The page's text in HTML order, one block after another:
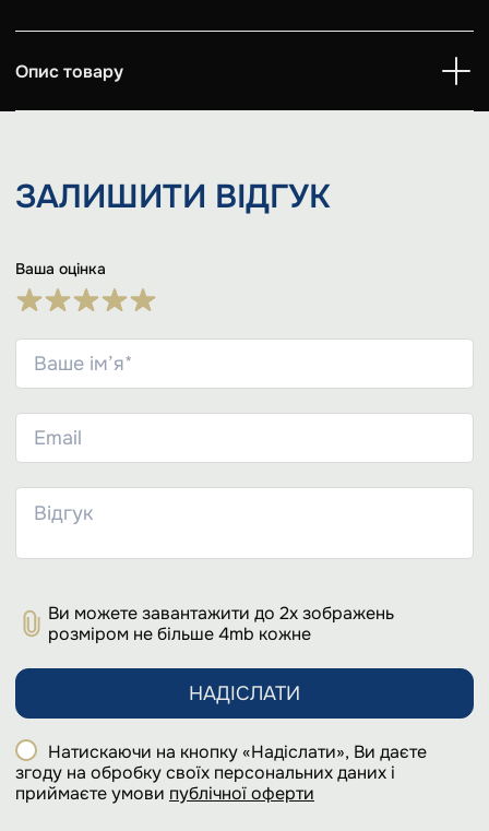
Опис товару
ЗАЛИШИТИ ВІДГУК
Ваша оцінка
Ви можете завантажити до 2х зображень
розміром не більше 4mb кожне
НАДІСЛАТИ
Натискаючи на кнопку «Надіслати», Ви даєте
згоду на обробку своїх персональних даних і
приймаєте умови публічної оферти